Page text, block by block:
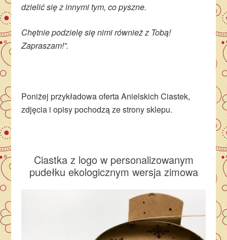
dzielić się z innymi tym, co pyszne.
Chętnie podzielę się nimi również z Tobą!
Zapraszam!”.
Poniżej przykładowa oferta Anielskich Ciastek,
zdjęcia i opisy pochodzą ze strony sklepu.
Ciastka z logo w personalizowanym
pudełku ekologicznym wersja zimowa